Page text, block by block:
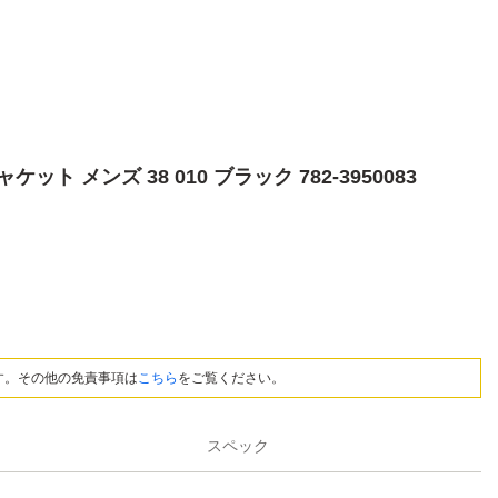
ット メンズ 38 010 ブラック 782-3950083
その他の免責事項はこちら をご覧ください。
スペック